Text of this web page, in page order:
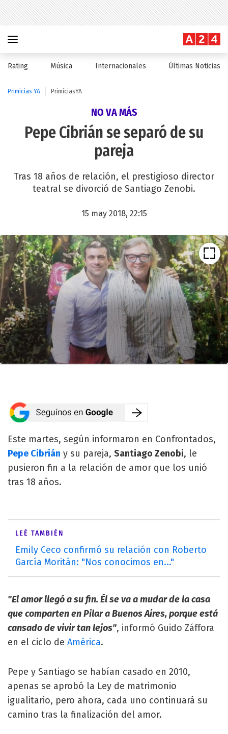
Rating Música Internacionales Últimas Noticias
Primicias YA PrimiciasYA
NO VA MÁS
Pepe Cibrián se separó de su
pareja
Tras 18 años de relación, el prestigioso director
teatral se divorció de Santiago Zenobi.
15 may 2018, 22:15
Este martes, según informaron en Confrontados,
Pepe Cibrián y su pareja, Santiago Zenobi, le
pusieron fin a la relación de amor que los unió
tras 18 años.
LEÉ TAMBIÉN
Emily Ceco confirmó su relación con Roberto
García Moritán: "Nos conocimos en..."
"El amor llegó a su fin. Él se va a mudar de la casa
que comparten en Pilar a Buenos Aires, porque está
cansado de vivir tan lejos", informó Guido Záffora
en el ciclo de América.
Pepe y Santiago se habían casado en 2010,
apenas se aprobó la Ley de matrimonio
igualitario, pero ahora, cada uno continuará su
camino tras la finalización del amor.